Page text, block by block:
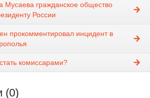
Мусаева гражданское общество
России
прокомментировал инцидент в
комиссарами?
(0)